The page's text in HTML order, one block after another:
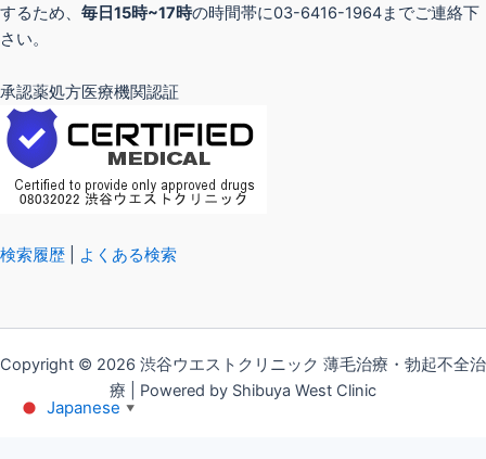
するため、 毎日15時~17時の時間帯に03-6416-1964までご連絡下
さい。
承認薬処方医療機関認証
検索履歴 よくある検索
Copyright © 2026 渋谷ウエストクリニック 薄毛治療・勃起不全治
療 | Powered by Shibuya West Clinic
Japanese ▼